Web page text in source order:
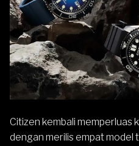
Citizen kembali memperluas
dengan merilis empat model